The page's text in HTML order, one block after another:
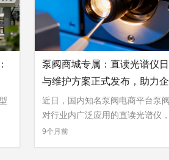
泵阀商城专属：直读光谱仪
与维护方案正式发布，助力
提效
近日，国内知名泵阀电商平台泵
对行业内广泛应用的直读光谱仪
...
»
9个月前